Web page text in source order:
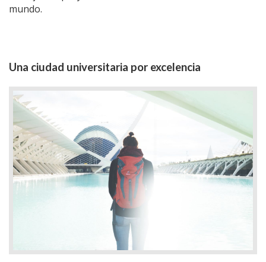
mundo.
Una ciudad universitaria por excelencia